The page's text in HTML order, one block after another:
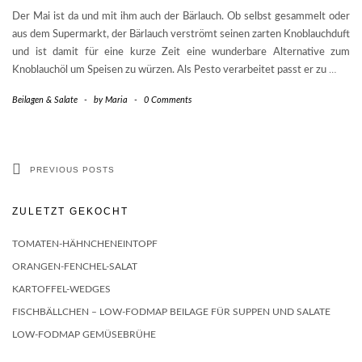
Der Mai ist da und mit ihm auch der Bärlauch. Ob selbst gesammelt oder
aus dem Supermarkt, der Bärlauch verströmt seinen zarten Knoblauchduft
und ist damit für eine kurze Zeit eine wunderbare Alternative zum
Knoblauchöl um Speisen zu würzen. Als Pesto verarbeitet passt er zu …
Beilagen & Salate - byMaria - 0 Comments
PREVIOUS POSTS
ZULETZT GEKOCHT
TOMATEN-HÄHNCHENEINTOPF
ORANGEN-FENCHEL-SALAT
KARTOFFEL-WEDGES
FISCHBÄLLCHEN – LOW-FODMAP BEILAGE FÜR SUPPEN UND SALATE
LOW-FODMAP GEMÜSEBRÜHE